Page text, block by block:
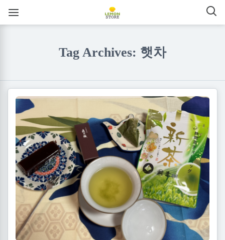
Tag Archives: 햇차